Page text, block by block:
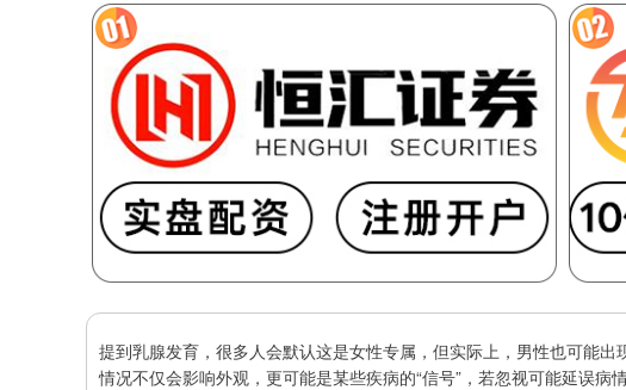
提到乳腺发育，很多人会默认这是女性专属，但实际上，男性也可能
情况不仅会影响外观，更可能是某些疾病的“信号”，若忽视可能延误